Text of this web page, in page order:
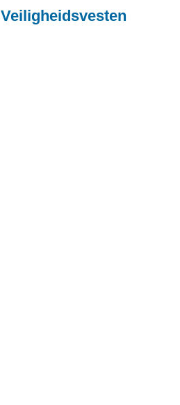
Veiligheidsvesten